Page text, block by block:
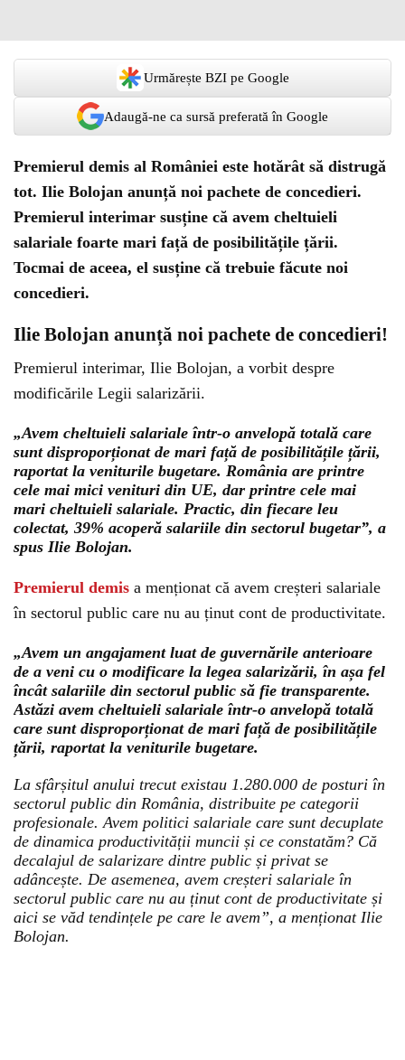
Urmărește BZI pe Google
Adaugă-ne ca sursă preferată în Google
Premierul demis al României este hotărât să distrugă
tot. Ilie Bolojan anunță noi pachete de concedieri.
Premierul interimar susține că avem cheltuieli
salariale foarte mari față de posibilitățile țării.
Tocmai de aceea, el susține că trebuie făcute noi
concedieri.
Ilie Bolojan anunță noi pachete de concedieri!
Premierul interimar, Ilie Bolojan, a vorbit despre
modificările Legii salarizării.
„Avem cheltuieli salariale într-o anvelopă totală care
sunt disproporționat de mari față de posibilitățile țării,
raportat la veniturile bugetare. România are printre
cele mai mici venituri din UE, dar printre cele mai
mari cheltuieli salariale. Practic, din fiecare leu
colectat, 39% acoperă salariile din sectorul bugetar”, a
spus Ilie Bolojan.
Premierul demis a menționat că avem creșteri salariale
în sectorul public care nu au ținut cont de productivitate.
„Avem un angajament luat de guvernările anterioare
de a veni cu o modificare la legea salarizării, în așa fel
încât salariile din sectorul public să fie transparente.
Astăzi avem cheltuieli salariale într-o anvelopă totală
care sunt disproporționat de mari față de posibilitățile
țării, raportat la veniturile bugetare.
La sfârșitul anului trecut existau 1.280.000 de posturi în
sectorul public din România, distribuite pe categorii
profesionale. Avem politici salariale care sunt decuplate
de dinamica productivității muncii și ce constatăm? Că
decalajul de salarizare dintre public și privat se
adâncește. De asemenea, avem creșteri salariale în
sectorul public care nu au ținut cont de productivitate și
aici se văd tendințele pe care le avem”, a menționat Ilie
Bolojan.